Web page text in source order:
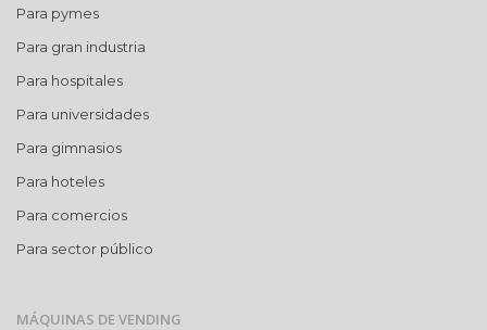
Para pymes
Para gran industria
Para hospitales
Para universidades
Para gimnasios
Para hoteles
Para comercios
Para sector público
MÁQUINAS DE VENDING